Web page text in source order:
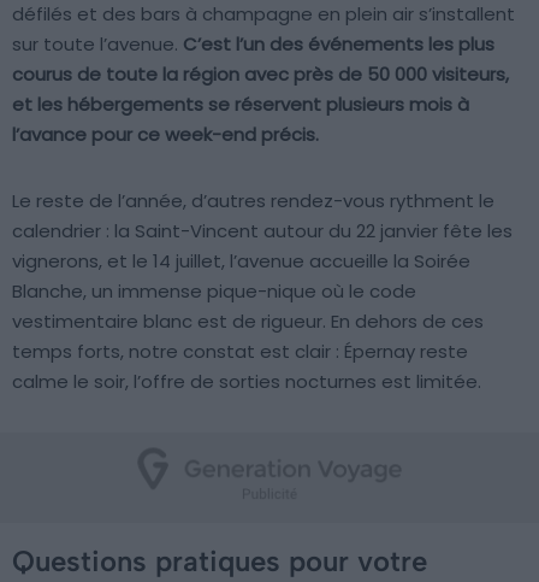
défilés et des bars à champagne en plein air s’installent
sur toute l’avenue. C’est l’un des événements les plus
courus de toute la région avec près de 50 000 visiteurs,
et les hébergements se réservent plusieurs mois à
l’avance pour ce week-end précis.
Le reste de l’année, d’autres rendez-vous rythment le
calendrier : la Saint-Vincent autour du 22 janvier fête les
vignerons, et le 14 juillet, l’avenue accueille la Soirée
Blanche, un immense pique-nique où le code
vestimentaire blanc est de rigueur. En dehors de ces
temps forts, notre constat est clair : Épernay reste
calme le soir, l’offre de sorties nocturnes est limitée.
Questions pratiques pour votre